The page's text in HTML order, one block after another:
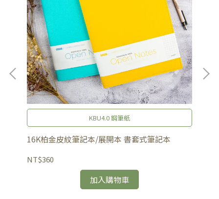
KBU4.0 鋼筆紙
16K柏金皮紋筆記本/展開本 書套式筆記本
NT$360
加入購物車